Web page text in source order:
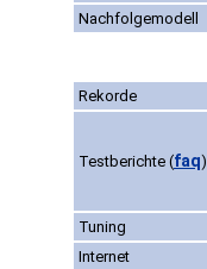
Nachfolgemodell
Rekorde
Testberichte (faq)
Tuning
Internet